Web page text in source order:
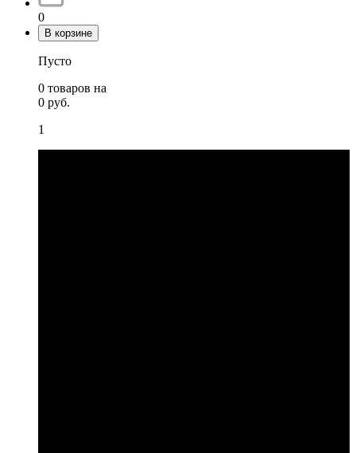
0
В корзине
Пусто
0 товаров на
0 руб.
1